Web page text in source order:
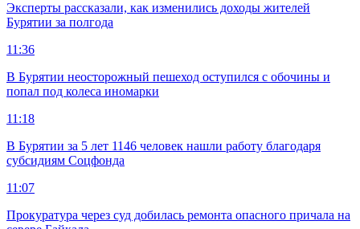
Эксперты рассказали, как изменились доходы жителей
Бурятии за полгода
11:36
В Бурятии неосторожный пешеход оступился с обочины и
попал под колеса иномарки
11:18
В Бурятии за 5 лет 1146 человек нашли работу благодаря
субсидиям Соцфонда
11:07
Прокуратура через суд добилась ремонта опасного причала на